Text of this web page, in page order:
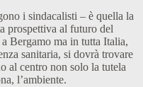
i sindacalisti – è quella la
prospettiva al futuro del
Bergamo ma in tutta Italia,
sanitaria, si dovrà trovare
al centro non solo la tutela
l’ambiente.